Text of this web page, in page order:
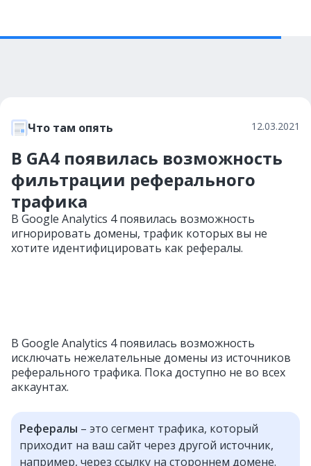
Что там опять 12.03.2021
В GA4 появилась возможность
фильтрации реферального
трафика
В Google Analytics 4 появилась возможность
игнорировать домены, трафик которых вы не
хотите идентифицировать как рефералы.
В Google Analytics 4 появилась возможность
исключать нежелательные домены из источников
реферального трафика. Пока доступно не во всех
аккаунтах.
Рефералы – это сегмент трафика, который
приходит на ваш сайт через другой источник,
например, через ссылку на стороннем домене.